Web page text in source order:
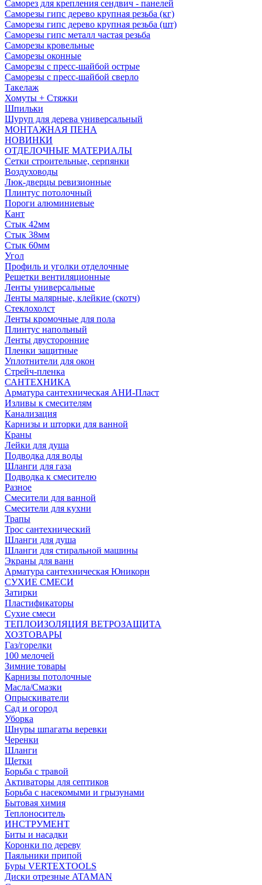
Саморез для крепления сендвич - панелей
Саморезы гипс дерево крупная резьба (кг)
Саморезы гипс дерево крупная резьба (шт)
Саморезы гипс металл частая резьба
Саморезы кровельные
Саморезы оконные
Саморезы с пресс-шайбой острые
Саморезы с пресс-шайбой сверло
Такелаж
Хомуты + Стяжки
Шпильки
Шуруп для дерева универсальный
МОНТАЖНАЯ ПЕНА
НОВИНКИ
ОТДЕЛОЧНЫЕ МАТЕРИАЛЫ
Сетки строительные, серпянки
Воздуховоды
Люк-дверцы ревизионные
Плинтус потолочный
Пороги алюминиевые
Кант
Стык 42мм
Стык 38мм
Стык 60мм
Угол
Профиль и уголки отделочные
Решетки вентиляционные
Ленты универсальные
Ленты малярные, клейкие (скотч)
Стеклохолст
Ленты кромочные для пола
Плинтус напольный
Ленты двусторонние
Пленки защитные
Уплотнители для окон
Стрейч-пленка
САНТЕХНИКА
Арматура сантехническая АНИ-Пласт
Изливы к смесителям
Канализация
Карнизы и шторки для ванной
Краны
Лейки для душа
Подводка для воды
Шланги для газа
Подводка к смесителю
Разное
Смесители для ванной
Смесители для кухни
Трапы
Трос сантехнический
Шланги для душа
Шланги для стиральной машины
Экраны для ванн
Арматура сантехническая Юникорн
СУХИЕ СМЕСИ
Затирки
Пластификаторы
Сухие смеси
ТЕПЛОИЗОЛЯЦИЯ ВЕТРОЗАЩИТА
ХОЗТОВАРЫ
Газ/горелки
100 мелочей
Зимние товары
Карнизы потолочные
Масла/Смазки
Опрыскиватели
Сад и огород
Уборка
Шнуры шпагаты веревки
Черенки
Шланги
Щетки
Борьба с травой
Активаторы для септиков
Борьба с насекомыми и грызунами
Бытовая химия
Теплоноситель
ИНСТРУМЕНТ
Биты и насадки
Коронки по дереву
Паяльники припой
Буры VERTEXTOOLS
Диски отрезные ATAMAN